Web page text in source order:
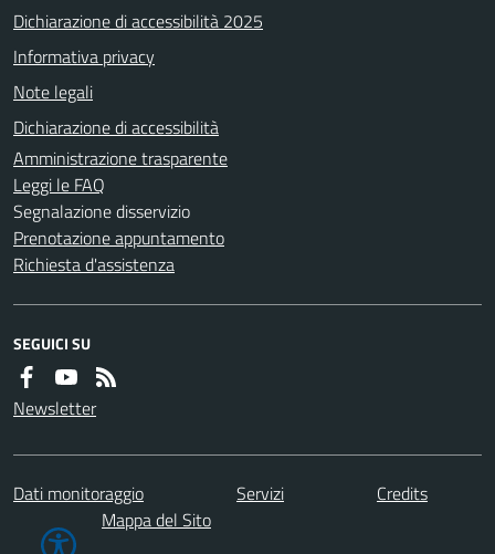
Dichiarazione di accessibilità 2025
Informativa privacy
Note legali
Dichiarazione di accessibilità
Amministrazione trasparente
Leggi le FAQ
Segnalazione disservizio
Prenotazione appuntamento
Richiesta d'assistenza
SEGUICI SU
Newsletter
Dati monitoraggio Servizi
Credits
Mappa del Sito